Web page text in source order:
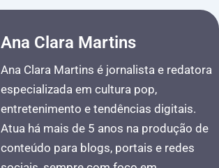
Ana Clara Martins
Ana Clara Martins é jornalista e redatora
especializada em cultura pop,
entretenimento e tendências digitais.
Atua há mais de 5 anos na produção de
conteúdo para blogs, portais e redes